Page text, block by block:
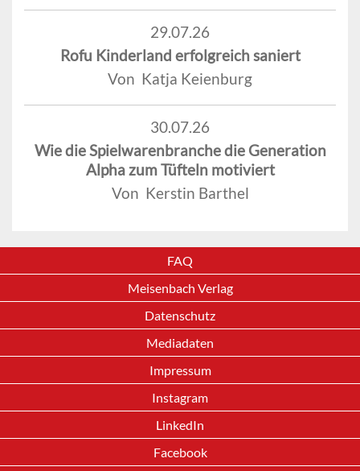
29.07.26
Rofu Kinderland erfolgreich saniert
Von Katja Keienburg
30.07.26
Wie die Spielwarenbranche die Generation
Alpha zum Tüfteln motiviert
Von Kerstin Barthel
FAQ
Meisenbach Verlag
Datenschutz
Mediadaten
Impressum
Instagram
LinkedIn
Facebook